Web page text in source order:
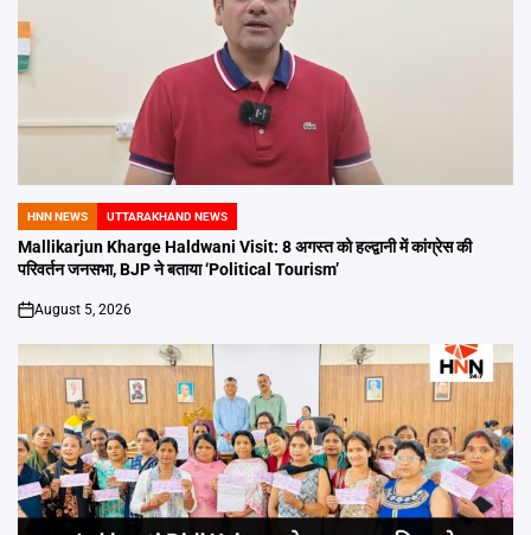
POSTED
IN
HNN NEWS UTTARAKHAND NEWS
Mallikarjun Kharge Haldwani Visit: 8 अगस्त को हल्द्वानी में कांग्रेस की
परिवर्तन जनसभा, BJP ने बताया ‘Political Tourism’
on
August 5, 2026